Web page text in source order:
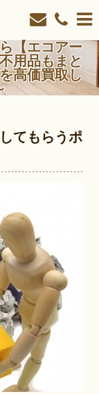
【エコアー
用品もまと
高価買取し
てもらうポ